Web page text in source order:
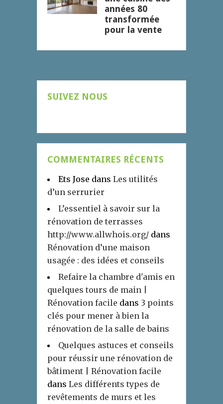
années 80
transformée
pour la vente
SUIVEZ NOUS
COMMENTAIRES RÉCENTS
Ets Jose dans Les utilités
d’un serrurier
L’essentiel à savoir sur la
rénovation de terrasses
http://www.allwhois.org/ dans
Rénovation d’une maison
usagée : des idées et conseils
Refaire la chambre d'amis en
quelques tours de main |
Rénovation facile dans 3 points
clés pour mener à bien la
rénovation de la salle de bains
Quelques astuces et conseils
pour réussir une rénovation de
bâtiment | Rénovation facile
dans Les différents types de
revêtements de murs et les